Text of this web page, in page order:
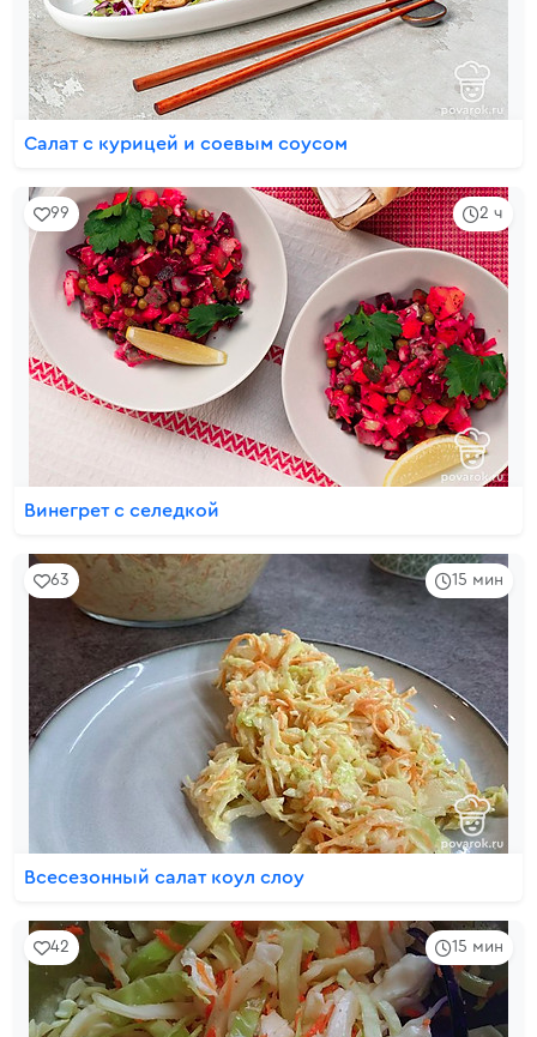
Салат с курицей и соевым соусом
2 ч
99
Винегрет с селедкой
15 мин
63
Всесезонный салат коул слоу
15 мин
42